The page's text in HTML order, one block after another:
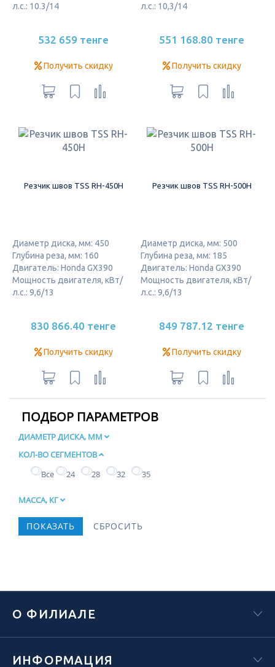
л.с.: 10.3/14
532 659 тенге
Получить скидку
л.с.: 10,3/14
551 168.80 тенге
Получить скидку
Резчик швов TSS RH-450H
Диаметр диска, мм: 450
Глубина реза, мм: 160
Двигатель: Honda GX390
Мощность двигателя, кВт/
л.с.: 9,6/13
830 866.40 тенге
Получить скидку
Резчик швов TSS RH-500H
Диаметр диска, мм: 500
Глубина реза, мм: 185
Двигатель: Honda GX390
Мощность двигателя, кВт/
л.с.: 9,6/13
849 787.12 тенге
Получить скидку
ПОДБОР ПАРАМЕТРОВ
ДИАМЕТР ДИСКА, ММ
КОЛ-ВО СЕГМЕНТОВ
Все
24 28 32 35
МАССА, КГ
О ФИЛИАЛЕ
ИНФОРМАЦИЯ